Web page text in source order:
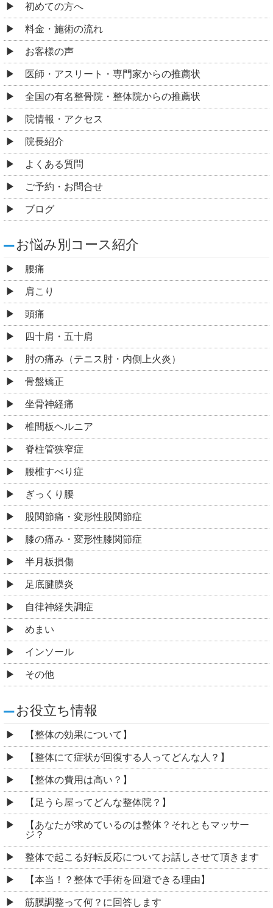
初めての方へ
料金・施術の流れ
お客様の声
医師・アスリート・専門家からの推薦状
全国の有名整骨院・整体院からの推薦状
院情報・アクセス
院長紹介
よくある質問
ご予約・お問合せ
ブログ
お悩み別コース紹介
腰痛
肩こり
頭痛
四十肩・五十肩
肘の痛み（テニス肘・内側上火炎）
骨盤矯正
坐骨神経痛
椎間板ヘルニア
脊柱管狭窄症
腰椎すべり症
ぎっくり腰
股関節痛・変形性股関節症
膝の痛み・変形性膝関節症
半月板損傷
足底腱膜炎
自律神経失調症
めまい
インソール
その他
お役立ち情報
【整体の効果について】
【整体にて症状が回復する人ってどんな人？】
【整体の費用は高い？】
【足うら屋ってどんな整体院？】
【あなたが求めているのは整体？それともマッサー
ジ？
整体で起こる好転反応についてお話しさせて頂きます
【本当！？整体で手術を回避できる理由】
筋膜調整って何？に回答します